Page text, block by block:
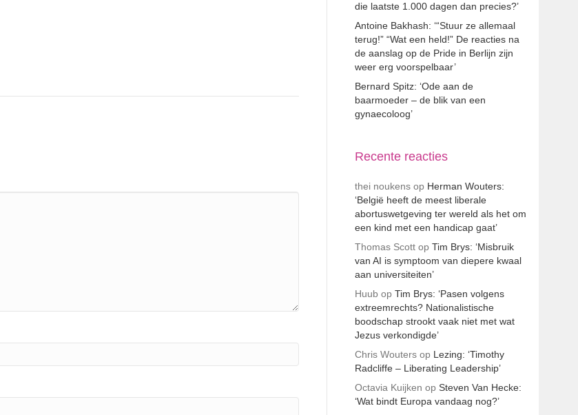
die laatste 1.000 dagen dan precies?’
Antoine Bakhash: ‘“Stuur ze allemaal
terug!” “Wat een held!” De reacties na
de aanslag op de Pride in Berlijn zijn
weer erg voorspelbaar’
Bernard Spitz: ‘Ode aan de
baarmoeder – de blik van een
gynaecoloog’
Recente reacties
thei noukensop Herman Wouters:
‘België heeft de meest liberale
abortuswetgeving ter wereld als het om
een kind met een handicap gaat’
Thomas Scottop Tim Brys: ‘Misbruik
van AI is symptoom van diepere kwaal
aan universiteiten’
Huubop Tim Brys: ‘Pasen volgens
extreemrechts? Nationalistische
boodschap strookt vaak niet met wat
Jezus verkondigde’
Chris Woutersop Lezing: ‘Timothy
Radcliffe – Liberating Leadership’
Octavia Kuijken op Steven Van Hecke:
‘Wat bindt Europa vandaag nog?’